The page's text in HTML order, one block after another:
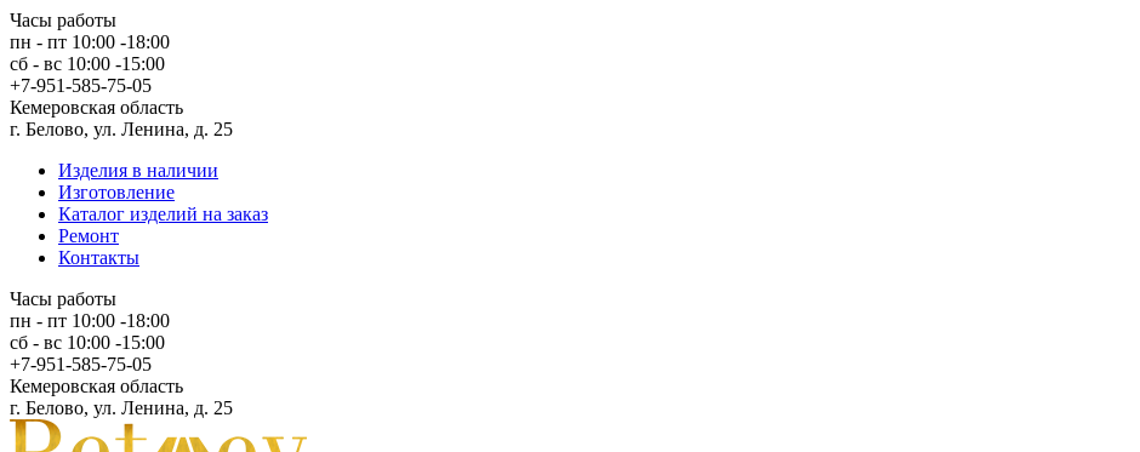
Часы работы
пн - пт 10:00 -18:00
сб - вс 10:00 -15:00
+7-951-585-75-05
Кемеровская область
г. Белово, ул. Ленина, д. 25
Изделия в наличии
Изготовление
Каталог изделий на заказ
Ремонт
Контакты
Часы работы
пн - пт 10:00 -18:00
сб - вс 10:00 -15:00
+7-951-585-75-05
Кемеровская область
г. Белово, ул. Ленина, д. 25